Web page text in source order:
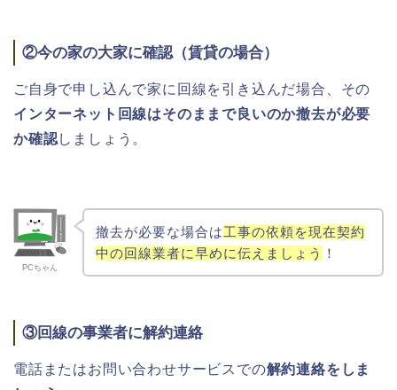
②今の家の大家に確認（賃貸の場合）
ご自身で申し込んで家に回線を引き込んだ場合、その
インターネット回線はそのままで良いのか撤去が必要
か確認しましょう。
PCちゃん
撤去が必要な場合は工事の依頼を現在契約
中の回線業者に早めに伝えましょう
！
③回線の事業者に解約連絡
電話またはお問い合わせサービスでの解約連絡をしま